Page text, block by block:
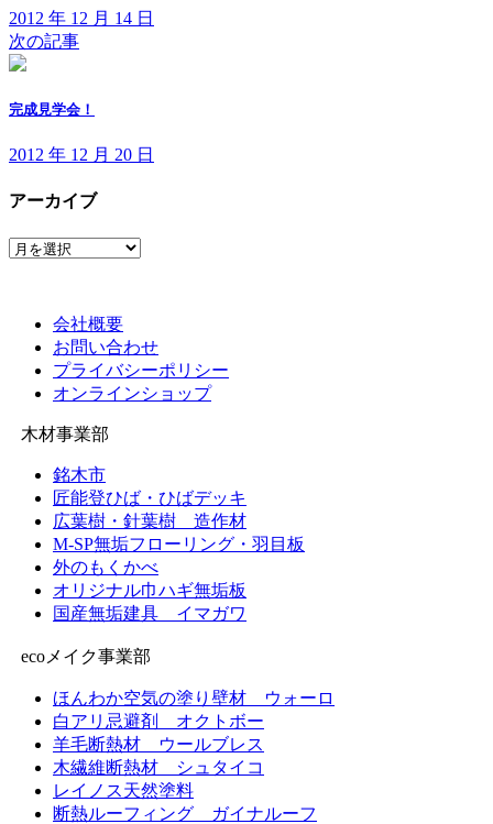
2012 年 12 月 14 日
次の記事
完成見学会！
2012 年 12 月 20 日
アーカイブ
ア
会社概要
お問い合わせ
プライバシーポリシー
オンラインショップ
木材事業部
銘木市
匠能登ひば・ひばデッキ
広葉樹・針葉樹 造作材
M-SP無垢フローリング・羽目板
外のもくかべ
オリジナル巾ハギ無垢板
国産無垢建具 イマガワ
ecoメイク事業部
ほんわか空気の塗り壁材 ウォーロ
白アリ忌避剤 オクトボー
羊毛断熱材 ウールブレス
木繊維断熱材 シュタイコ
レイノス天然塗料
断熱ルーフィング ガイナルーフ